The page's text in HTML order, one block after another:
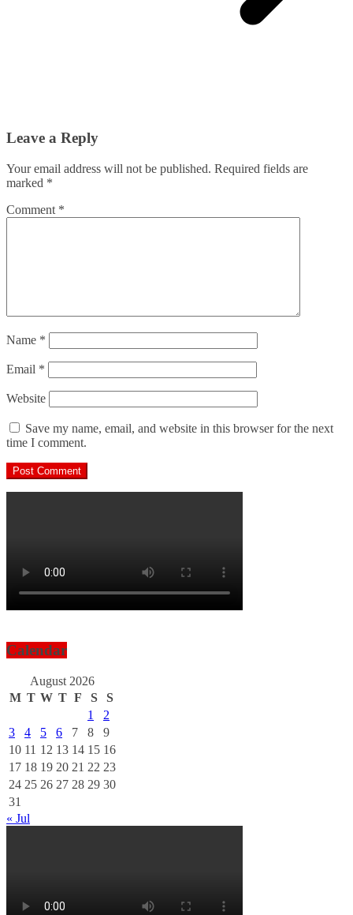
Leave a Reply
Your email address will not be published. Required fields are
marked *
Comment *
Name *
Email *
Website
Save my name, email, and website in this browser for the next
time I comment.
Calendar
August 2026
M T W T F S
S
1
2
3
4 5 6 7 8
9
10 11 12 13 14 15 16
17 18 19 20 21 22 23
24 25 26 27 28 29 30
31
« Jul